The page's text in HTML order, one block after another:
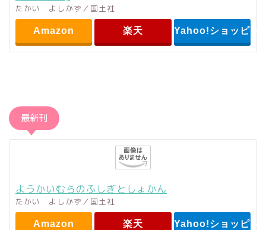
たかい よしかず／国土社
Amazon 楽天 Yahoo!ショッピン
最新刊
ようかいむらのふしぎとしょかん
たかい よしかず／国土社
Amazon 楽天 Yahoo!ショッピン